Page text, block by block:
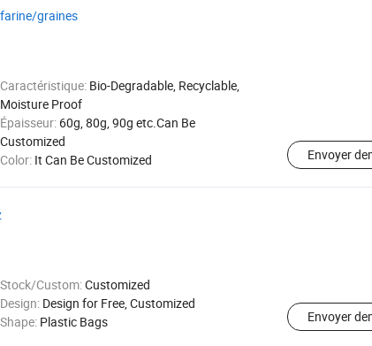
graines
Caractéristique: Bio-Degradable, Recyclable,
Moisture Proof
Épaisseur: 60g, 80g, 90g etc.Can Be
Customized
Color: It Can Be Customized Envoyer
Stock/Custom:Customized
Design: Design for Free, Customized
Shape: Plastic Bags Envoyer